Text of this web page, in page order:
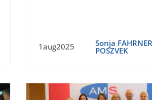
1aug2025 Sonja
POSZVEK